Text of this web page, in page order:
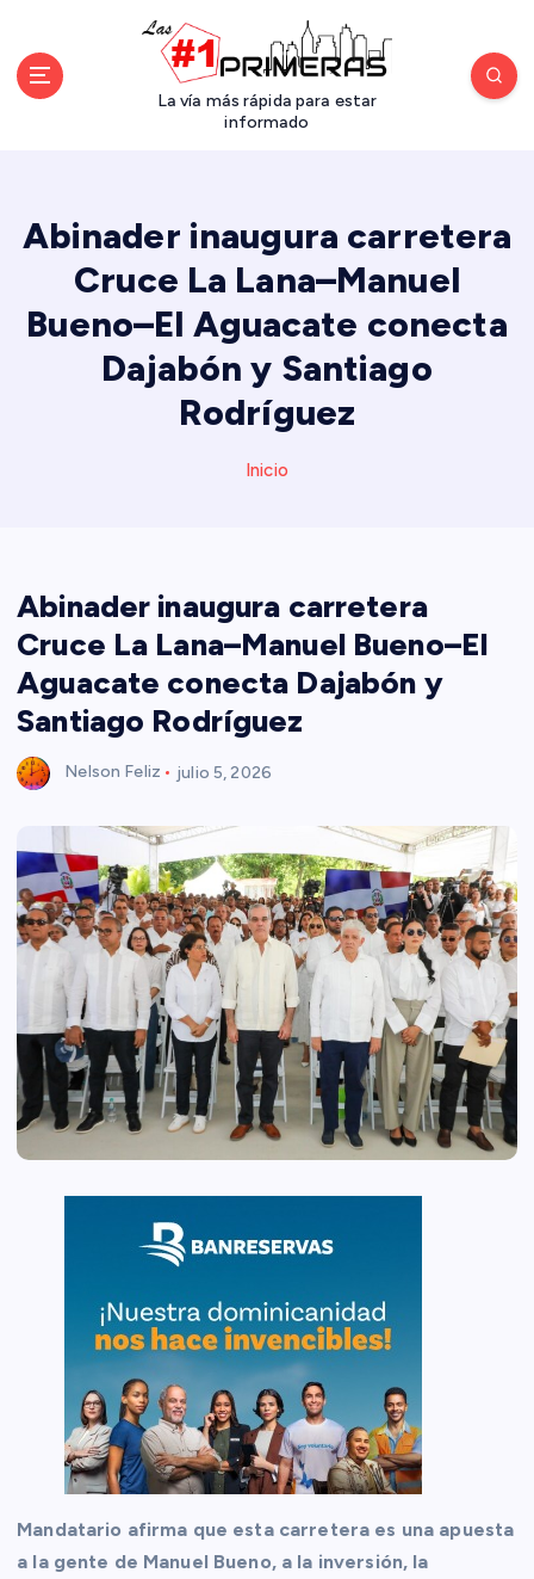
La vía más rápida para estar
informado
Abinader inaugura carretera
Cruce La Lana–Manuel
Bueno–El Aguacate conecta
Dajabón y Santiago
Rodríguez
Inicio
Abinader inaugura carretera
Cruce La Lana–Manuel Bueno–El
Aguacate conecta Dajabón y
Santiago Rodríguez
Nelson Feliz julio 5, 2026
Mandatario afirma que esta carretera es una apuesta
a la gente de Manuel Bueno, a la inversión, la